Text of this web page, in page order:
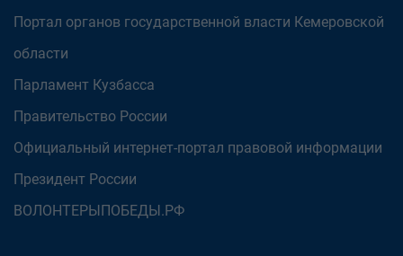
Портал органов государственной власти Кемеровской
области
Парламент Кузбасса
Правительство России
Официальный интернет-портал правовой информации
Президент России
ВОЛОНТЕРЫПОБЕДЫ.РФ